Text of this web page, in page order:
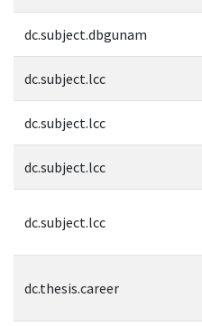
dc.subject.dbgunam
dc.subject.lcc
dc.subject.lcc
dc.subject.lcc
dc.subject.lcc
dc.thesis.career